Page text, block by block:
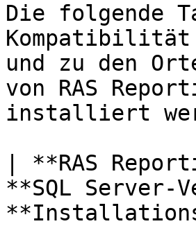
Die folgende
Kompatibilität
und zu den
von RAS
installiert
| **RAS
**SQL Server-